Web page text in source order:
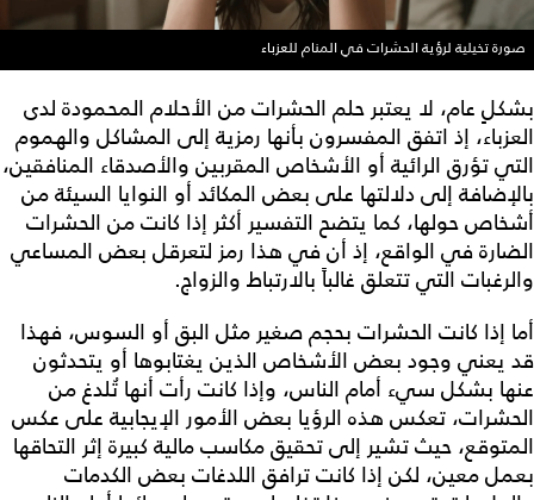
صورة تخيلية لرؤية الحشرات في المنام للعزباء
بشكلٍ عام، لا يعتبر حلم الحشرات من الأحلام المحمودة لدى
العزباء، إذ اتفق المفسرون بأنها رمزية إلى المشاكل والهموم
التي تؤرق الرائية أو الأشخاص المقربين والأصدقاء المنافقين،
بالإضافة إلى دلالتها على بعض المكائد أو النوايا السيئة من
أشخاص حولها، كما يتضح التفسير أكثر إذا كانت من الحشرات
الضارة في الواقع، إذ أن في هذا رمز لتعرقل بعض المساعي
والرغبات التي تتعلق غالباً بالارتباط والزواج.
أما إذا كانت الحشرات بحجم صغير مثل البق أو السوس، فهذا
قد يعني وجود بعض الأشخاص الذين يغتابوها أو يتحدثون
عنها بشكل سيء أمام الناس، وإذا كانت رأت أنها تُلدغ من
الحشرات، تعكس هذه الرؤيا بعض الأمور الإيجابية على عكس
المتوقع، حيث تشير إلى تحقيق مكاسب مالية كبيرة إثر التحاقها
بعمل معين، لكن إذا كانت ترافق اللدغات بعض الكدمات